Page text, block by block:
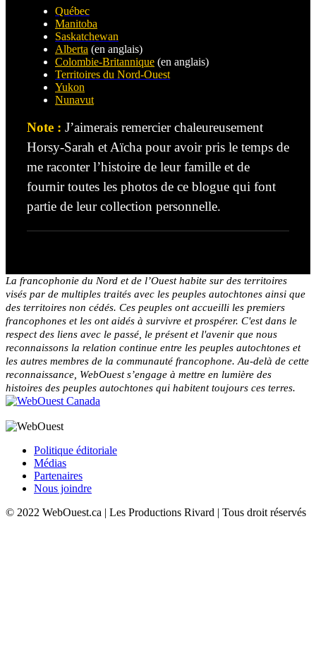
Québec
Manitoba
Saskatchewan
Alberta (en anglais)
Colombie-Britannique (en anglais)
Territoires du Nord-Ouest
Yukon
Nunavut
Note : J’aimerais remercier chaleureusement
Horsy-Sarah et Aïcha pour avoir pris le temps de
me raconter l’histoire de leur famille et de
fournir toutes les photos de ce blogue qui font
partie de leur collection personnelle.
La francophonie du Nord et de l’Ouest habite sur des territoires
visés par de multiples traités avec les peuples autochtones ainsi que
des territoires non cédés. Ces peuples ont accueilli les premiers
francophones et les ont aidés à survivre et prospérer. C'est dans le
respect des liens avec le passé, le présent et l'avenir que nous
reconnaissons la relation continue entre les peuples autochtones et
les autres membres de la communauté francophone. Au-delà de cette
reconnaissance, WebOuest s’engage à mettre en lumière des
histoires des peuples autochtones qui habitent toujours ces terres.
Politique éditoriale
Médias
Partenaires
Nous joindre
© 2022 WebOuest.ca | Les Productions Rivard | Tous droit réservés